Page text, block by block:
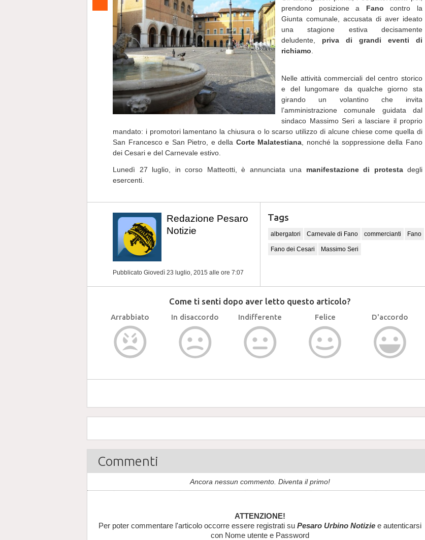
prendono posizione a Fano contro la
Giunta comunale, accusata di aver ideato
una stagione estiva decisamente
deludente, priva di grandi eventi di
richiamo
Nelle attività commerciali del centro storico
e del lungomare da qualche giorno sta
girando un volantino che invita
l’amministrazione comunale guidata dal
sindaco Massimo Seri a lasciare il proprio
mandato: i promotori lamentano la chiusura o lo scarso utilizzo di alcune chiese come quella di
San Francesco e San Pietro, e della Corte Malatestiana , nonché la soppressione della Fano
dei Cesari e del Carnevale estivo.
Lunedì 27 luglio, in corso Matteotti, è annunciata una manifestazione di protestadegli
esercenti.
Redazione Pesaro
Notizie
Pubblicato Giovedì 23 luglio, 2015 alle ore 7:07
Tags
albergatori Carnevale di Fano commercianti Fano
Fano dei Cesari Massimo Seri
Come ti senti dopo aver letto questo articolo?
Arrabbiato In disaccordo Indifferente Felice D'accordo
Commenti
Ancora nessun commento. Diventa il primo!
ATTENZIONE!
Per poter commentare l'articolo occorre essere registrati su Pesaro Urbino Notizie e autenticarsi
con Nome utente e Password